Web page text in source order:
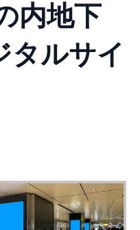
内地下
タルサイ